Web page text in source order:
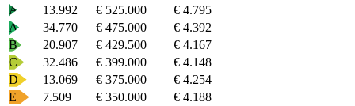
A+
13.992 € 525.000
€ 4.795
A
34.770 € 475.000
€ 4.392
B
20.907 € 429.500
€ 4.167
C
32.486 € 399.000
€ 4.148
D
13.069 € 375.000
€ 4.254
E
7.509 € 350.000
€ 4.188